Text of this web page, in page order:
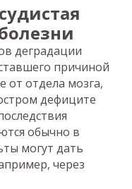
деградации
причиной
от отдела мозга,
дефиците
обычно в
могут дать
через